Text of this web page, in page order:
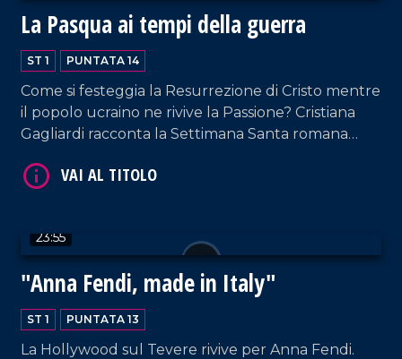
La Pasqua ai tempi della guerra
ST 1 PUNTATA 14
Come si festeggia la Resurrezione di Cristo mentre
il popolo ucraino ne rivive la Passione? Cristiana
Gagliardi racconta la Settimana Santa romana
23:55
"Anna Fendi, made in Italy"
ST 1 PUNTATA 13
La Hollywood sul Tevere rivive per Anna Fendi.
VAI AL TITOLO
VAI AL TITOLO